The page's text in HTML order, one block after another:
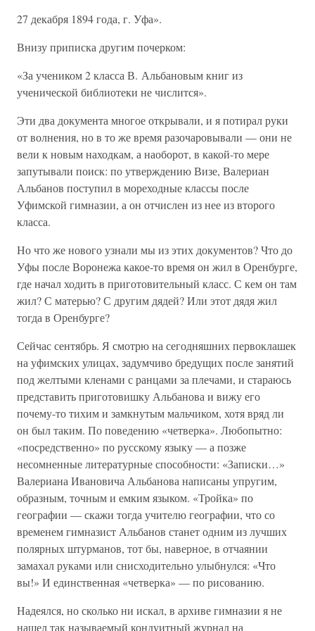
27 декабря 1894 года, г. Уфа».
Внизу приписка другим почерком:
«За учеником 2 класса В. Альбановым книг из
ученической библиотеки не числится».
Эти два документа многое открывали, и я потирал руки
от волнения, но в то же время разочаровывали — они не
вели к новым находкам, а наоборот, в какой-то мере
запутывали поиск: по утверждению Визе, Валериан
Альбанов поступил в мореходные классы после
Уфимской гимназии, а он отчислен из нее из второго
класса.
Но что же нового узнали мы из этих документов? Что до
Уфы после Воронежа какое-то время он жил в Оренбурге,
где начал ходить в приготовительный класс. С кем он там
жил? С матерью? С другим дядей? Или этот дядя жил
тогда в Оренбурге?
Сейчас сентябрь. Я смотрю на сегодняшних первоклашек
на уфимских улицах, задумчиво бредущих после занятий
под желтыми кленами с ранцами за плечами, и стараюсь
представить приготовишку Альбанова и вижу его
почему-то тихим и замкнутым мальчиком, хотя вряд ли
он был таким. По поведению «четверка». Любопытно:
«посредственно» по русскому языку — а позже
несомненные литературные способности: «Записки…»
Валериана Ивановича Альбанова написаны упругим,
образным, точным и емким языком. «Тройка» по
географии — скажи тогда учителю географии, что со
временем гимназист Альбанов станет одним из лучших
полярных штурманов, тот бы, наверное, в отчаянии
замахал руками или снисходительно улыбнулся: «Что
вы!» И единственная «четверка» — по рисованию.
Надеялся, но сколько ни искал, в архиве гимназии я не
нашел так называемый кондуитный журнал на